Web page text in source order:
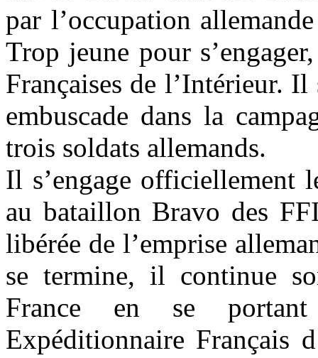
par l’occupation
Trop jeune pour
Françaises de l’Intérieur.
embuscade dans la
trois soldats allemands.
Il s’engage officiellement
au bataillon Bravo des
libérée de l’emprise
se termine, il continue
France en se
Expéditionnaire Français